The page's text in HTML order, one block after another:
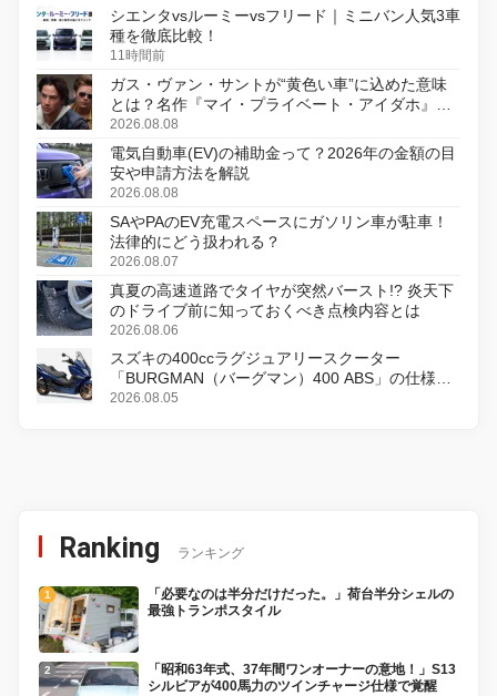
シエンタvsルーミーvsフリード｜ミニバン人気3車
種を徹底比較！
11時間前
ガス・ヴァン・サントが“黄色い車”に込めた意味
とは？名作『マイ・プライベート・アイダホ』が
初のデジタルリマスター版で復活
2026.08.08
電気自動車(EV)の補助金って？2026年の金額の目
安や申請方法を解説
2026.08.08
SAやPAのEV充電スペースにガソリン車が駐車！
法律的にどう扱われる？
2026.08.07
真夏の高速道路でタイヤが突然バースト!? 炎天下
のドライブ前に知っておくべき点検内容とは
2026.08.06
スズキの400ccラグジュアリースクーター
「BURGMAN（バーグマン）400 ABS」の仕様を
変更し、8月18日に発売
2026.08.05
Ranking ランキング
「必要なのは半分だけだった。」荷台半分シェルの
最強トランポスタイル
「昭和63年式、37年間ワンオーナーの意地！」S13
シルビアが400馬力のツインチャージ仕様で覚醒